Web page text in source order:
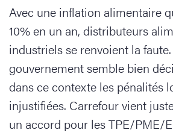
Avec une inflation alimentaire
10% en un an, distributeurs
industriels se renvoient la
gouvernement semble bien
dans ce contexte les pénalités
injustifiées. Carrefour vient
un accord pour les TPE/PME/